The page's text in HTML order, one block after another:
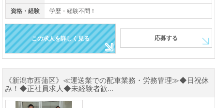
資格・経験 学歴・経験不問！
この求人を詳しく見る 応募する
《新潟市西蒲区》≪運送業での配車業務・労務管理≫◆日祝休
み！◆正社員求人◆未経験者歓...